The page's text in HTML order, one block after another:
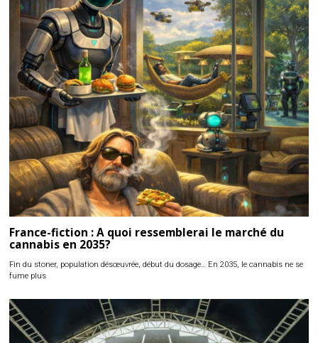
France-fiction : A quoi ressemblerai le marché du
cannabis en 2035?
Fin du stoner, population désœuvrée, début du dosage… En 2035, le cannabis ne se
fume plus